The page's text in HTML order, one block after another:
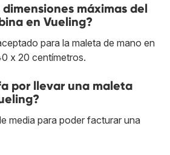
dimensiones máximas del
en Vueling?
para la maleta de mano en
x 20 centímetros.
por llevar una maleta
media para poder facturar una